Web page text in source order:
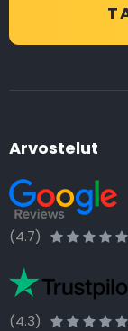
Arvostelut
(4.7)
(4.3)